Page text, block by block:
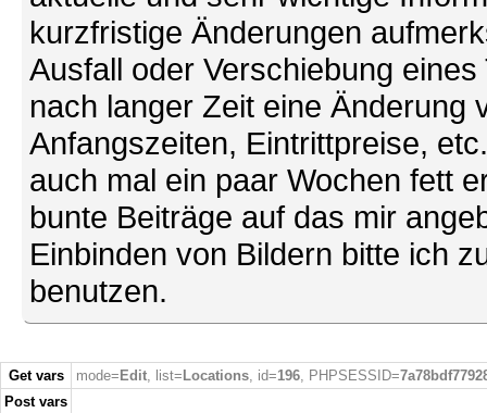
kurzfristige Änderungen
Ausfall oder Verschiebung
nach langer Zeit eine Änderung
Anfangszeiten, Eintrittpreise,
auch mal ein paar Wochen fett
bunte Beiträge auf das mir
Einbinden von Bildern bitte ich
benutzen.
Get vars mode= Edit, list= Locations, id=196, PHPSESSID=
Post vars